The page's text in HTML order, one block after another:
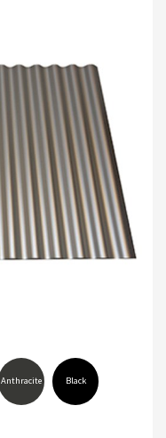
Anthracite Black